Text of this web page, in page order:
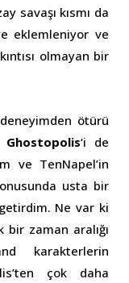
savaşı kısmı da
eklemleniyor ve
olmayan bir
ötürü
Ghostopolis‘i de
ve TenNapel’in
usta bir
Ne var ki
zaman aralığı
karakterlerin
çok daha